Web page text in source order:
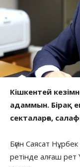
Кішкентей
адаммын. Бірақ
секталарға,
Бүгін Саясат
ретінде алғаш